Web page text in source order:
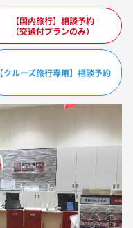
【国内旅行】相談予約
（交通付プランのみ）
【クルーズ旅行専用】相談予約